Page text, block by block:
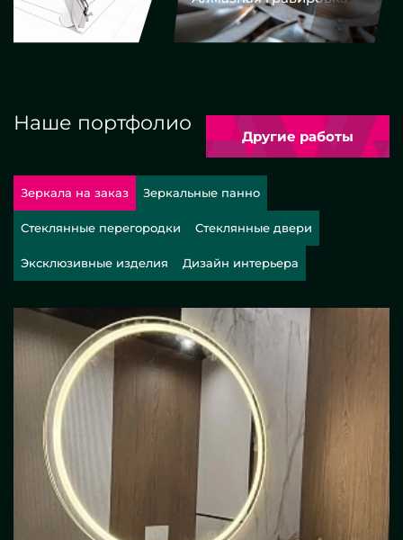
Наше портфолио
Другие работы
Зеркала на заказ Зеркальные панно
Стеклянные перегородки Стеклянные двери
Эксклюзивные изделия Дизайн интерьера